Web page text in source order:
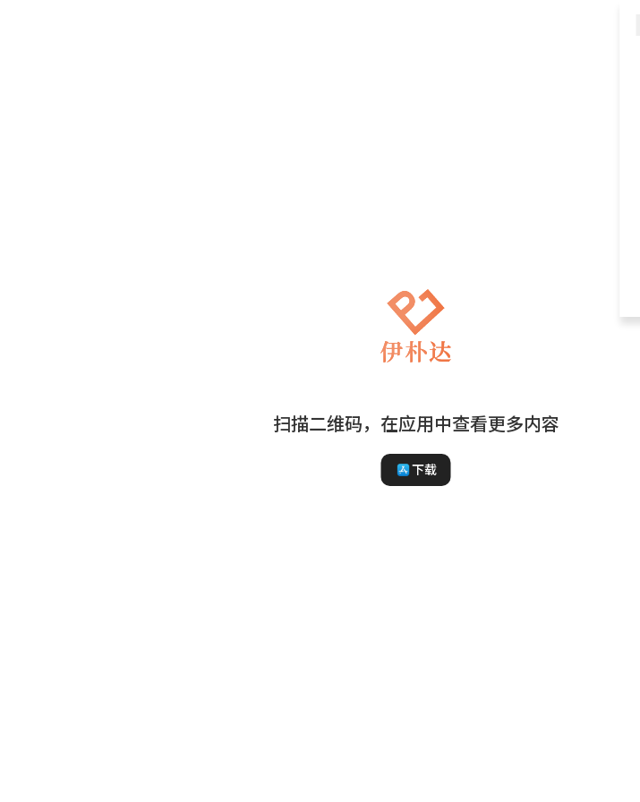
扫描二维码，在应用中查看更多内容
下载